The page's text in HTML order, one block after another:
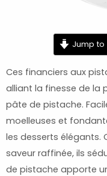
Jump to
Ces financiers aux
alliant la finesse de la
pâte de pistache.
moelleuses et
les desserts élégants.
saveur raffinée, ils
de pistache apporte
minutes